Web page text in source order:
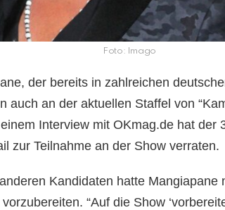
Foto: Imago
der bereits in zahlreichen
auch an der aktuellen Staffel von
Interview mit OKmag.de hat der
zur Teilnahme an der Show verraten.
Kandidaten hatte Mangiapane
“Auf die Show